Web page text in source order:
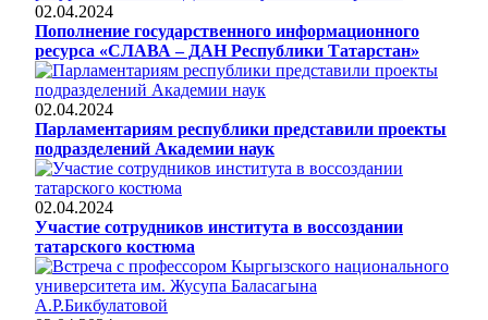
02.04.2024
Пополнение государственного информационного
ресурса «СЛАВА – ДАН Республики Татарстан»
02.04.2024
Парламентариям республики представили проекты
подразделений Академии наук
02.04.2024
Участие сотрудников института в воссоздании
татарского костюма